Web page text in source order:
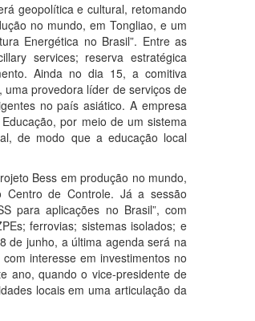
geopolítica e cultural, retomando
no mundo, em Tongliao, e um
Energética no Brasil”. Entre as
services; reserva estratégica
Ainda no dia 15, a comitiva
uma provedora líder de serviços de
no país asiático. A empresa
por meio de um sistema
de modo que a educação local
Bess em produção no mundo,
Centro de Controle. Já a sessão
para aplicações no Brasil”, com
ferrovias; sistemas isolados; e
de junho, a última agenda será na
interesse em investimentos no
ano, quando o vice-presidente de
locais em uma articulação da